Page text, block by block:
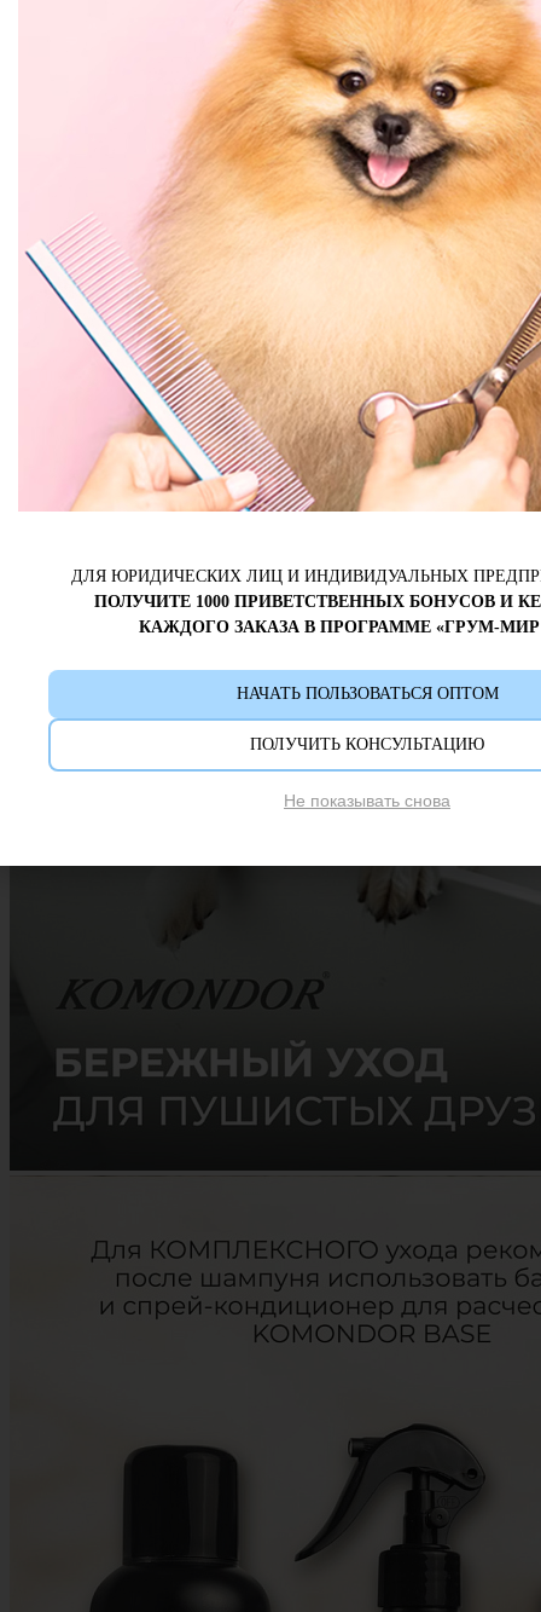
ДЛЯ ЮРИДИЧЕСКИХ ЛИЦ И ИНДИВИДУАЛЬНЫХ
ПОЛУЧИТЕ 1000 ПРИВЕТСТВЕННЫХ БОНУСОВ И
КАЖДОГО ЗАКАЗА В ПРОГРАММЕ «ГРУМ-МИР
НАЧАТЬ ПОЛЬЗОВАТЬСЯ ОПТОМ
ПОЛУЧИТЬ КОНСУЛЬТАЦИЮ
Не показывать снова